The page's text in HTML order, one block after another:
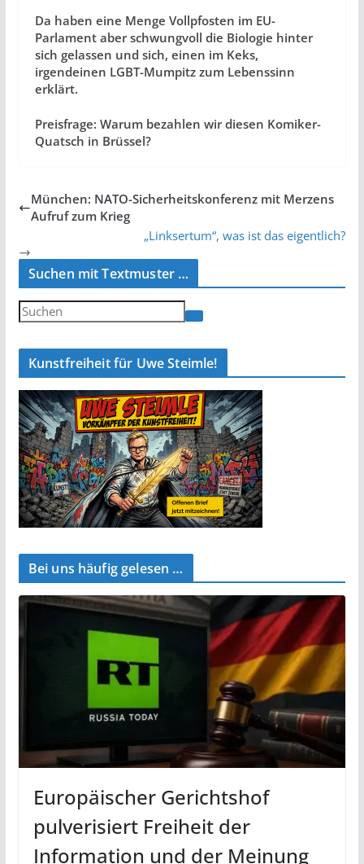
Da haben eine Menge Vollpfosten im EU-
Parlament aber schwungvoll die Biologie hinter
sich gelassen und sich, einen im Keks,
irgendeinen LGBT-Mumpitz zum Lebenssinn
erklärt.
Preisfrage: Warum bezahlen wir diesen Komiker-
Quatsch in Brüssel?
München: NATO-Sicherheitskonferenz mit Merzens
Aufruf zum Krieg
„Linksertum“, was ist das eigentlich?
Suchen mit Textmuster …
Kunstfreiheit für Uwe Steimle!
Bei uns häufig gelesen …
Europäischer Gerichtshof
pulverisiert Freiheit der
Information und der Meinung